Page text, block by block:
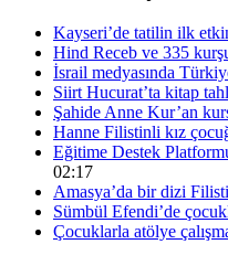
Kayseri’de tatilin ilk
Hind Receb ve 335
İsrail medyasında
Siirt Hucurat’ta kitap
Şahide Anne Kur’an
Hanne Filistinli kız
Eğitime Destek
02:17
Amasya’da bir dizi
Sümbül Efendi’de
Çocuklarla atölye